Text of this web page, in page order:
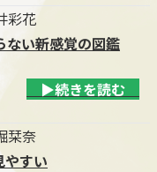
彩花
ない新感覚の図鑑
▶続きを読む
栞奈
やすい